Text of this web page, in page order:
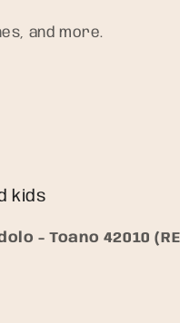
and more.
kids
- Toano 42010